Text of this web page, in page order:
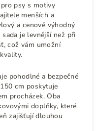
psy s motivy
menších a
a cenově výhodný
je levnější než při
což vám umožní
pohodlné a bezpečné
cm poskytuje
procházek. Oba
doplňky, které
zajišťují dlouhou